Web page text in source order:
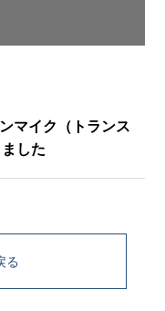
マイク（トランス
した
る